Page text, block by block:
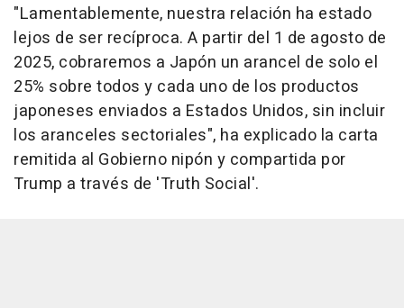
"Lamentablemente, nuestra relación ha estado
lejos de ser recíproca. A partir del 1 de agosto de
2025, cobraremos a Japón un arancel de solo el
25% sobre todos y cada uno de los productos
japoneses enviados a Estados Unidos, sin incluir
los aranceles sectoriales", ha explicado la carta
remitida al Gobierno nipón y compartida por
Trump a través de 'Truth Social'.